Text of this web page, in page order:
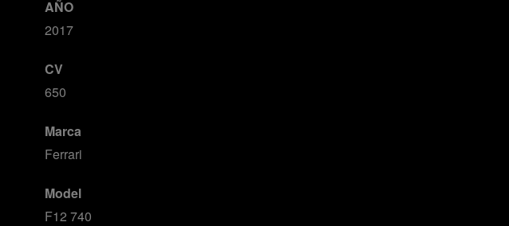
AÑO
2017
CV
650
Marca
Ferrari
Model
F12 740